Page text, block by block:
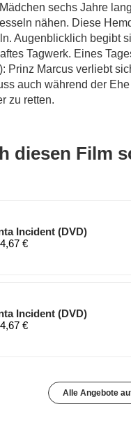
sechs Jahre
nähen. Diese
Augenblicklich begibt
Tagwerk. Eines
Prinz Marcus verliebt
auch während der
zu retten.
diesen Film
Incident (DVD)
€
Incident (DVD)
€
Alle Angebote